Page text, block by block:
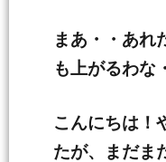
まあ・・あ
も上がるわな
こんにちは！
たが、まだま